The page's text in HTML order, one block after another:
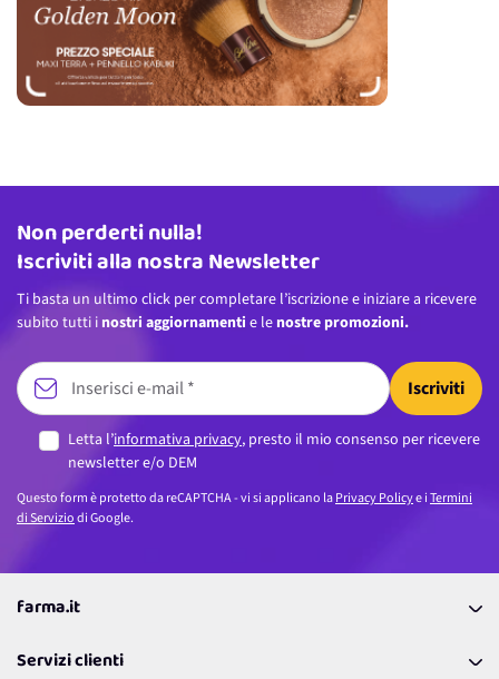
Indirizzo email
Non perderti nulla!
Iscriviti alla nostra Newsletter
Ti basta un ultimo click per completare l’iscrizione e iniziare a ricevere
subito tutti i nostri aggiornamenti e le nostre promozioni.
Iscriviti
Letta l’informativa privacy, presto il mio consenso per ricevere
newsletter e/o DEM
Questo form è protetto da reCAPTCHA - vi si applicano laPrivacy Policye iTermini
di Serviziodi Google.
farma.it
Coupon
Servizi clienti